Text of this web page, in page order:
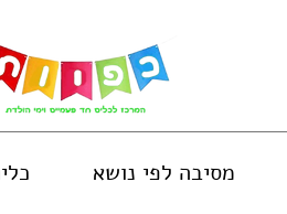
מסיבה לפי נושא